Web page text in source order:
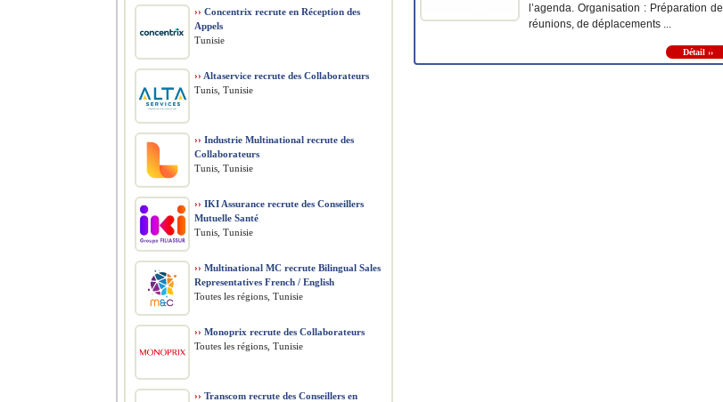
l’agenda. Organisation : Préparation de
réunions, de déplacements ...
Détail ››
›› Concentrix recrute en Réception des
Appels
Tunisie
›› Altaservice recrute des Collaborateurs
Tunis, Tunisie
›› Industrie Multinational recrute des
Collaborateurs
Tunis, Tunisie
›› IKI Assurance recrute des Conseillers
Mutuelle Santé
Tunis, Tunisie
›› Multinational MC recrute Bilingual Sales
Representatives French / English
Toutes les régions, Tunisie
›› Monoprix recrute des Collaborateurs
Toutes les régions, Tunisie
›› Transcom recrute des Conseillers en